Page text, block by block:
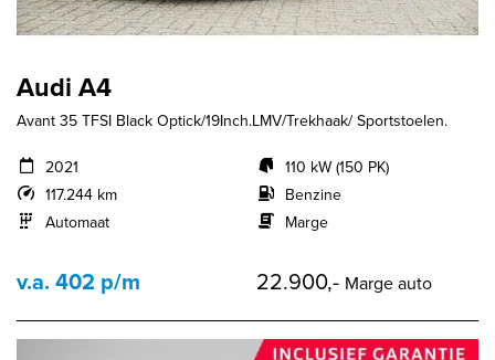
Audi A4
Avant 35 TFSI Black Optick/19Inch.LMV/Trekhaak/ Sportstoelen.
2021
117.244 km
Automaat
110 kW (150 PK)
Benzine
Marge
v.a. 402 p/m 22.900,- Marge auto